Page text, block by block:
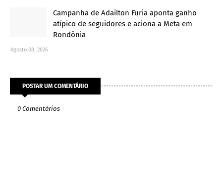
Campanha de Adailton Furia aponta ganho
atípico de seguidores e aciona a Meta em
Rondônia
Agosto 08, 2026
POSTAR UM COMENTÁRIO
0 Comentários